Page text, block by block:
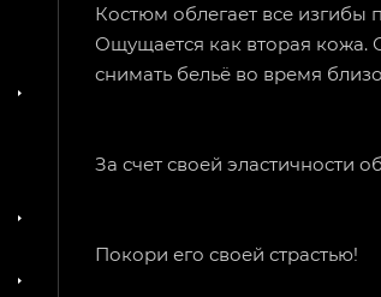
Костюм облегает все изгибы
Ощущается как вторая кожа.
снимать бельё во время
За счет своей эластичности
Покори его своей страстью!